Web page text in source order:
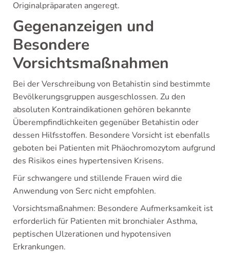
Originalpräparaten angeregt.
Gegenanzeigen und
Besondere
Vorsichtsmaßnahmen
Bei der Verschreibung von Betahistin sind bestimmte
Bevölkerungsgruppen ausgeschlossen. Zu den
absoluten Kontraindikationen gehören bekannte
Überempfindlichkeiten gegenüber Betahistin oder
dessen Hilfsstoffen. Besondere Vorsicht ist ebenfalls
geboten bei Patienten mit Phäochromozytom aufgrund
des Risikos eines hypertensiven Krisens.
Für schwangere und stillende Frauen wird die
Anwendung von Serc nicht empfohlen.
Vorsichtsmaßnahmen: Besondere Aufmerksamkeit ist
erforderlich für Patienten mit bronchialer Asthma,
peptischen Ulzerationen und hypotensiven
Erkrankungen.